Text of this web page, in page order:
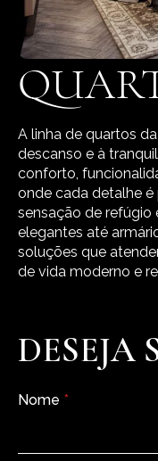
A linha de quartos
descanso e à
conforto,
onde cada detalhe
sensação de refúgio
elegantes até
soluções que
de vida moderno e
DESEJA
Nome *